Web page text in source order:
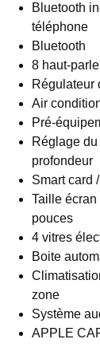
Bluetooth
téléphone
Bluetooth
8 haut-
Régulateur
Air
Pré-
Réglage
profondeur
Smart card
Taille
pouces
4 vitres
Boite
zone
Système
APPLE